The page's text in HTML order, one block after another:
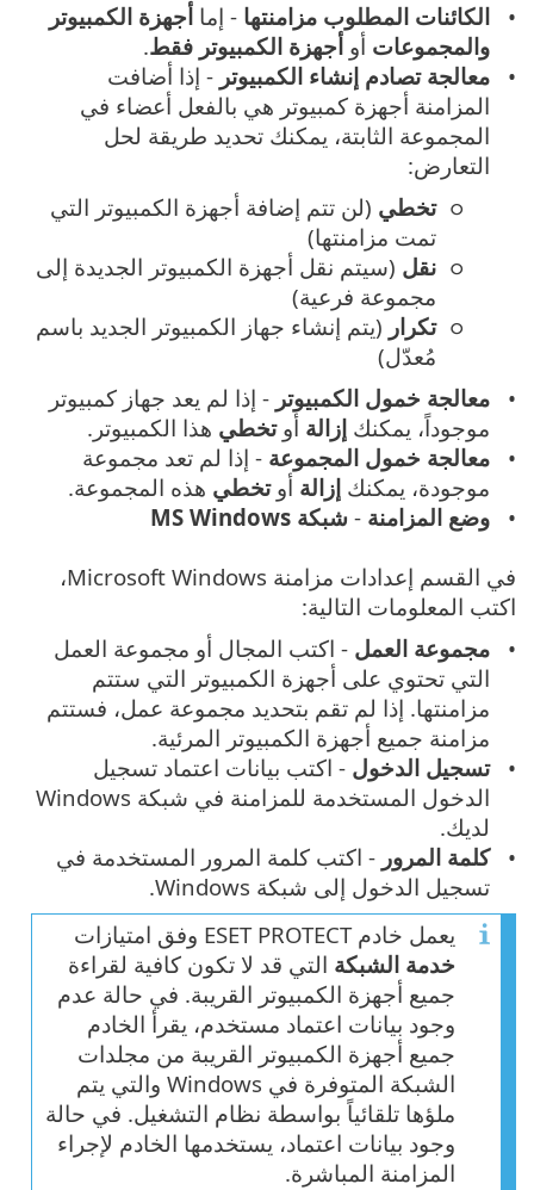
الكائنات المطلوب مزامنتها - إماأجهزة الكمبيوتر
والمجموعات أوأجهزة الكمبيوتر فقط.
معالجة تصادم إنشاء الكمبيوتر - إذا أضافت
المزامنة أجهزة كمبيوتر هي بالفعل أعضاء في
المجموعة الثابتة، يمكنك تحديد طريقة لحل
التعارض:
تخطي (لن تتم إضافة أجهزة الكمبيوتر التي
تمت مزامنتها)
نقل (سيتم نقل أجهزة الكمبيوتر الجديدة إلى
مجموعة فرعية)
تكرار (يتم إنشاء جهاز الكمبيوتر الجديد باسم
مُعدّل)
معالجة خمول الكمبيوتر - إذا لم يعد جهاز كمبيوتر
موجوداً، يمكنكإزالة أو تخطي هذا الكمبيوتر.
معالجة خمول المجموعة - إذا لم تعد مجموعة
موجودة، يمكنكإزالة أو تخطي هذه المجموعة.
وضع المزامنة - شبكة MS Windows
في القسم إعدادات مزامنة Microsoft Windows،
اكتب المعلومات التالية:
مجموعة العمل - اكتب المجال أو مجموعة العمل
التي تحتوي على أجهزة الكمبيوتر التي ستتم
مزامنتها. إذا لم تقم بتحديد مجموعة عمل، فستتم
مزامنة جميع أجهزة الكمبيوتر المرئية.
تسجيل الدخول - اكتب بيانات اعتماد تسجيل
الدخول المستخدمة للمزامنة في شبكة Windows
لديك.
كلمة المرور - اكتب كلمة المرور المستخدمة في
تسجيل الدخول إلى شبكة Windows.
يعمل خادم ESET PROTECT وفق امتيازات
خدمة الشبكة التي قد لا تكون كافية لقراءة
جميع أجهزة الكمبيوتر القريبة. في حالة عدم
وجود بيانات اعتماد مستخدم، يقرأ الخادم
جميع أجهزة الكمبيوتر القريبة من مجلدات
الشبكة المتوفرة في Windows والتي يتم
ملؤها تلقائياً بواسطة نظام التشغيل. في حالة
وجود بيانات اعتماد، يستخدمها الخادم لإجراء
المزامنة المباشرة.